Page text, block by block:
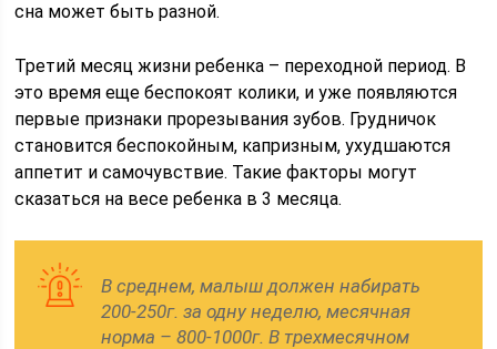
сна может быть разной.
Третий месяц жизни ребенка – переходной период. В
это время еще беспокоят колики, и уже появляются
первые признаки прорезывания зубов. Грудничок
становится беспокойным, капризным, ухудшаются
аппетит и самочувствие. Такие факторы могут
сказаться на весе ребенка в 3 месяца.
В среднем, малыш должен набирать
200-250г. за одну неделю, месячная
норма – 800-1000г. В трехмесячном